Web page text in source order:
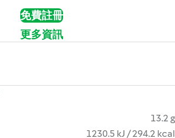
免費註冊
更多資訊
13.2 g
1230.5 kJ / 294.2 kcal